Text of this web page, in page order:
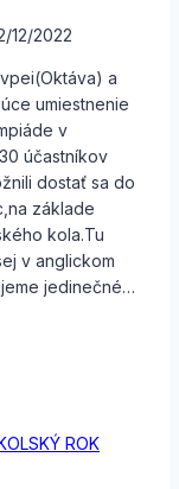
12/2022
a
umiestnenie
v
účastníkov
dostať sa do
základe
kola.Tu
v anglickom
jedinečné…
ROK